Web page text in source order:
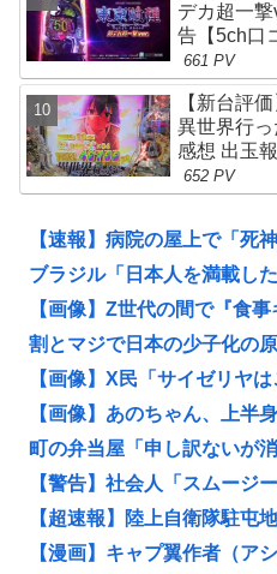
デカ超一
告【5ch口
661 PV
【新台評
異世界行
感想 出玉
652 PV
【速報】病院の屋上で「死
ブラジル「日本人を満載し
【画像】Z世代の間で『食
割とマジで日本の少子化の
【画像】X民「サイゼリヤ
【画像】あのちゃん、上半
町の弁当屋「申し訳ないが
【警告】社会人「スムージ
【超速報】陸上自衛隊駐屯
【漫画】キャプ翼作者（ア